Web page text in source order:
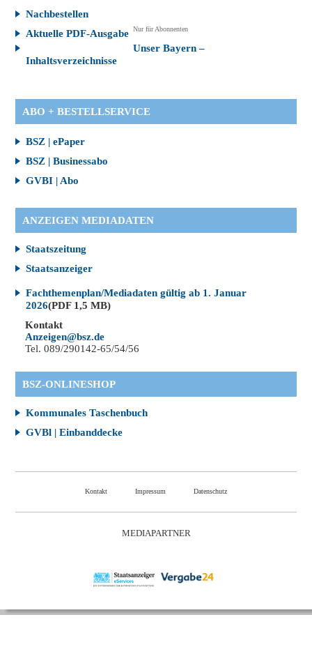
Nachbestellen
Aktuelle PDF-Ausgabe Nur für Abonnenten
Unser Bayern –
Inhaltsverzeichnisse
ABO + BESTELLSERVICE
BSZ | ePaper
BSZ | Businessabo
GVBI | Abo
ANZEIGEN MEDIADATEN
Staatszeitung
Staatsanzeiger
Fachthemenplan/Mediadaten gültig ab 1. Januar
2026(PDF 1,5 MB)
Kontakt
Anzeigen@bsz.de
Tel. 089/290142-65/54/56
BSZ-ONLINESHOP
Kommunales Taschenbuch
GVBl | Einbanddecke
Kontakt Impressum Datenschutz
MEDIAPARTNER